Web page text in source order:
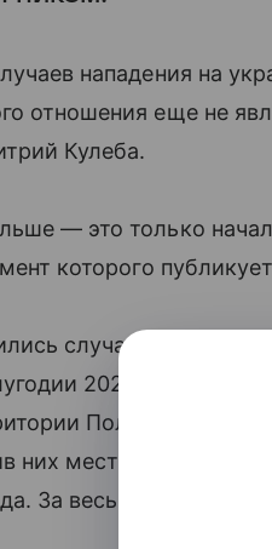
нападения на
отношения еще не
Кулеба.
— это только
которого
случаи нападений
2026 года
Польши
них местными
За весь 2025 год